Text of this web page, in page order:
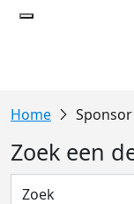
Sponsor
Zoek een